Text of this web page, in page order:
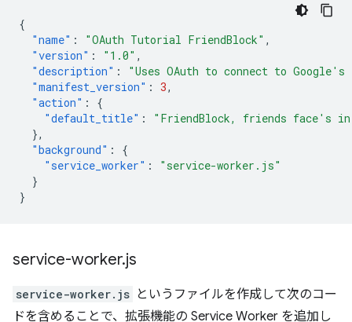
{
"name" : "OAuth Tutorial FriendBlock" ,
"version" : "1.0" ,
"description" :
"Uses OAuth to connect to
"manifest_version" : 3,
"action" :
{
"default_title" :
"FriendBlock, friends face's
},
"background" :
{
"service_worker" :
"service-worker.js"
}
}
service-worker.js
service-worker.js というファイルを作成して次のコー
ドを含めることで、拡張機能の Service Worker を追加し